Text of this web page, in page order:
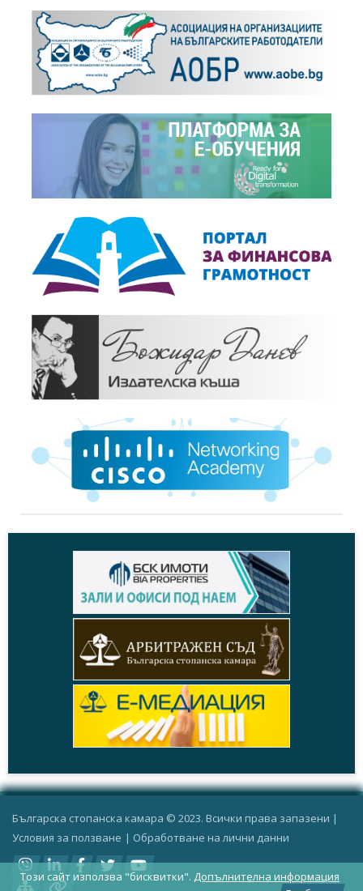
Българска стопанска камара © 2023. Всички права запазени |
Условия за ползване | Oбработване на лични данни
Този сайт използва "бисквитки". Допълнителна информация